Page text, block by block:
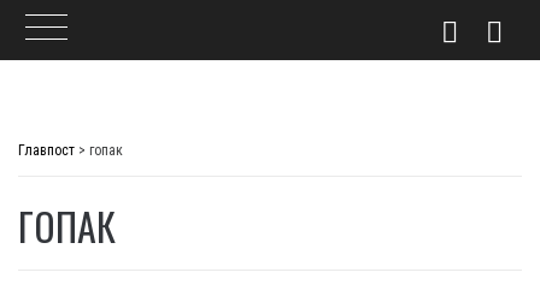
Главпост > гопак
ГОПАК